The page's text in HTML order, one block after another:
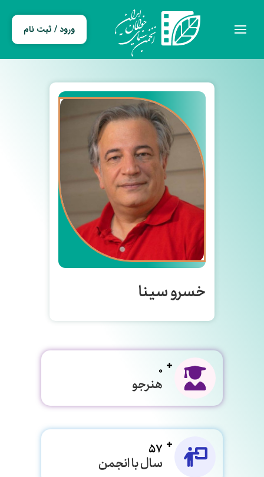
ورود / ثبت نام
0
هنرجو
57
سال با انجمن
خسرو سینا